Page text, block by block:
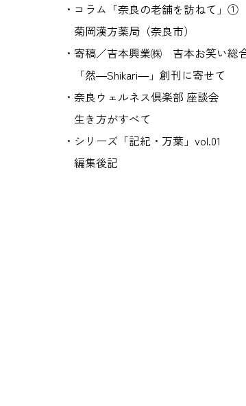
・コラム「奈良の老舗を訪ねて」①
菊岡漢方薬局（奈良市）
・寄稿／吉本興業㈱ 吉本お笑い
「然―Shikari―」創刊に寄せて
・奈良ウェルネス倶楽部 座談会
生き方がすべて
・シリーズ「記紀・万葉」vol.01
編集後記